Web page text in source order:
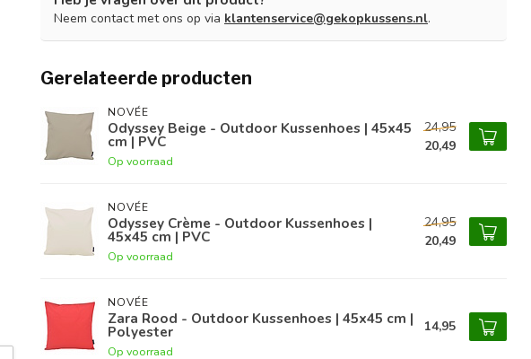
Neem contact met ons op via klantenservice@gekopkussens.nl.
Gerelateerde producten
NOVÉE
Odyssey Beige - Outdoor Kussenhoes | 45x45
cm | PVC
Op voorraad
24,95
20,49
NOVÉE
Odyssey Crème - Outdoor Kussenhoes |
45x45 cm | PVC
Op voorraad
24,95
20,49
NOVÉE
Zara Rood - Outdoor Kussenhoes | 45x45 cm |
Polyester
Op voorraad
14,95